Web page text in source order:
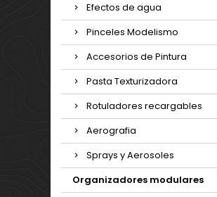
Efectos de agua
Pinceles Modelismo
Accesorios de Pintura
Pasta Texturizadora
Rotuladores recargables
Aerografia
Sprays y Aerosoles
Organizadores modulares